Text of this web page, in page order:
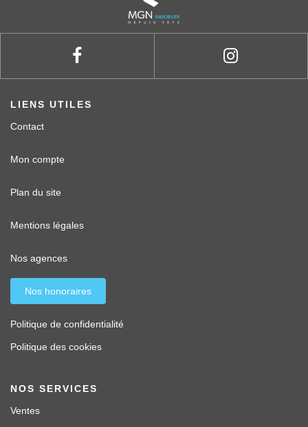
LIENS UTILES
Contact
Mon compte
Plan du site
Mentions légales
Nos agences
Nos honoraires
Politique de confidentialité
Politique des cookies
NOS SERVICES
Ventes